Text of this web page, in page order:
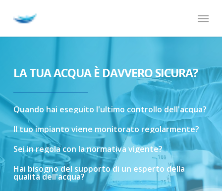
Menu
LA TUA ACQUA È DAVVERO SICURA?
Quando hai eseguito l'ultimo controllo dell'acqua?
Il tuoimpianto viene monitorato regolarmente?
Seiinregola con lanormativa vigente?
Hai bisognodel supportodi un esperto della
qualitàdell'acqua?